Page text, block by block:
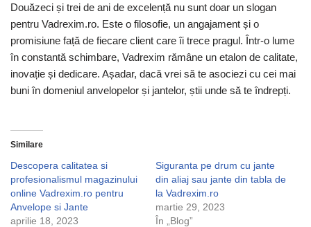
Douăzeci și trei de ani de excelență nu sunt doar un slogan
pentru Vadrexim.ro. Este o filosofie, un angajament și o
promisiune față de fiecare client care îi trece pragul. Într-o lume
în constantă schimbare, Vadrexim rămâne un etalon de calitate,
inovație și dedicare. Așadar, dacă vrei să te asociezi cu cei mai
buni în domeniul anvelopelor și jantelor, știi unde să te îndrepți.
Similare
Descopera calitatea si
profesionalismul magazinului
online Vadrexim.ro pentru
Anvelope si Jante
aprilie 18, 2023
Siguranta pe drum cu jante
din aliaj sau jante din tabla de
la Vadrexim.ro
martie 29, 2023
În „Blog”